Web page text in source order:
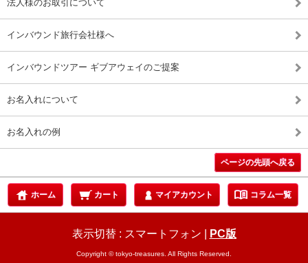
法人様のお取引について
インバウンド旅行会社様へ
インバウンドツアー ギブアウェイのご提案
お名入れについて
お名入れの例
ページの先頭へ戻る
ホーム カート マイアカウント menu_book コラム一覧
表示切替 : スマートフォン PC版
Copyright © tokyo-treasures. All Rights Reserved.